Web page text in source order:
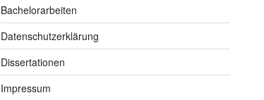
Bachelorarbeiten
Datenschutzerklärung
Dissertationen
Impressum